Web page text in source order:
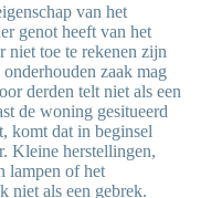
van het
genot heeft van het
niet toe te rekenen zijn
zaak mag
derden telt niet als een
de woning gesitueerd
komt dat in beginsel
Kleine herstellingen,
lampen of het
niet als een gebrek.